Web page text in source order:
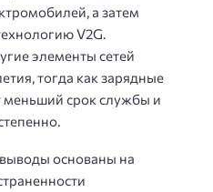
а затем
V2G.
элементы сетей
тогда как зарядные
меньший срок службы и
основаны на